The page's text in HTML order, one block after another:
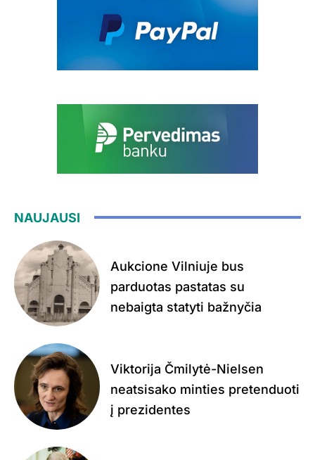
NAUJAUSI
Aukcione Vilniuje bus
parduotas pastatas su
nebaigta statyti bažnyčia
Viktorija Čmilytė-Nielsen
neatsisako minties pretenduoti
į prezidentes